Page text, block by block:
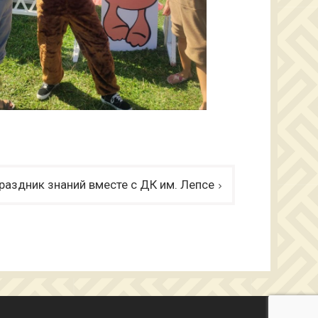
знаний вместе с ДК им. Лепсе